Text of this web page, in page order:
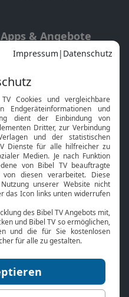
Apps & Angebote
Mobile App
Smart TV
HbbTV
Bibelthek Online-Bibel
Nächster Gottesdienst
Service
Kontakt
TV-Empfang